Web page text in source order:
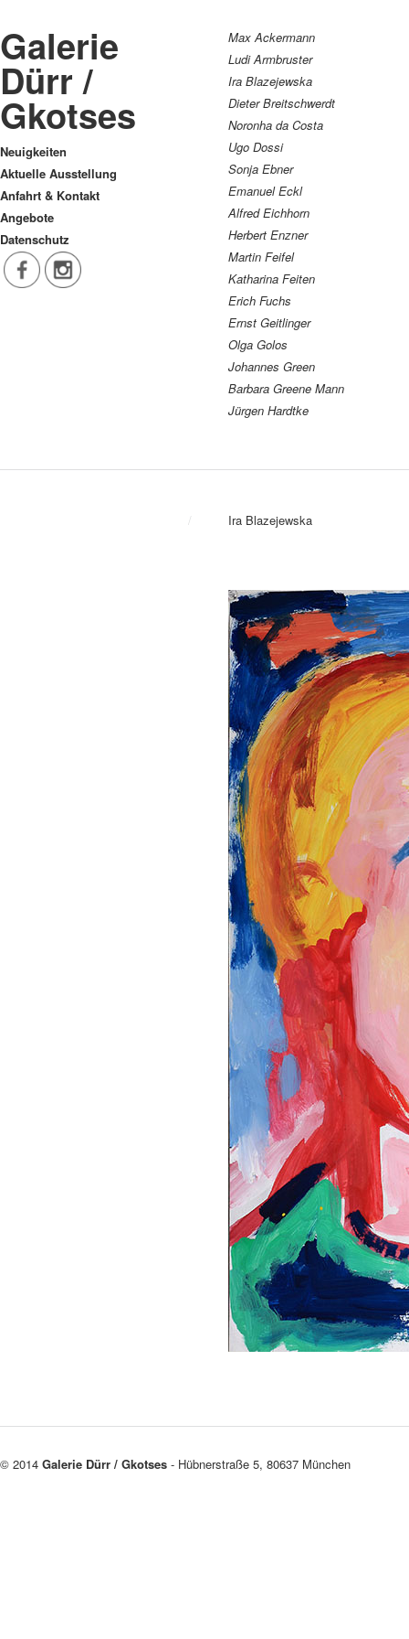
Galerie
Dürr /
Gkotses
Neuigkeiten
Aktuelle Ausstellung
Anfahrt & Kontakt
Angebote
Datenschutz
Max Ackermann
Ludi Armbruster
Ira Blazejewska
Dieter Breitschwerdt
Noronha da Costa
Ugo Dossi
Sonja Ebner
Emanuel Eckl
Alfred Eichhorn
Herbert Enzner
Martin Feifel
Katharina Feiten
Erich Fuchs
Ernst Geitlinger
Olga Golos
Johannes Green
Barbara Greene Mann
Jürgen Hardtke
/ Ira Blazejewska
© 2014 Galerie Dürr / Gkotses - Hübnerstraße 5, 80637 München